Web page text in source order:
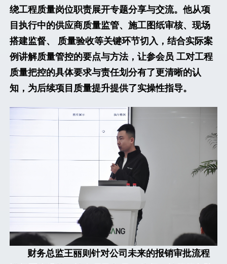
绕工程质量岗位职责展开专题分享与交流。他从项
目执行中的供应商质量监管、施工图纸审核、现场
搭建监督、 质量验收等关键环节切入，结合实际案
例讲解质量管控的要点与方法，让参会员 工对工程
质量把控的具体要求与责任划分有了更清晰的认
知，为后续项目质量提升提供了实操性指导。
财务总监王丽则针对公司未来的报销审批流程